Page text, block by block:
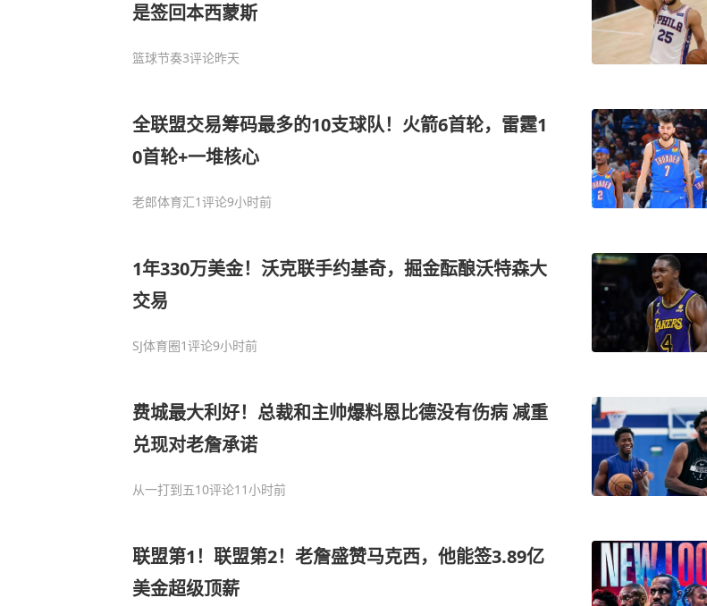
是签回本西蒙斯
篮球节奏3评论昨天
全联盟交易筹码最多的10支球队！火箭6首轮，雷霆1
0首轮+一堆核心
老郎体育汇1评论9小时前
1年330万美金！沃克联手约基奇，掘金酝酿沃特森大
交易
SJ体育圈1评论9小时前
费城最大利好！总裁和主帅爆料恩比德没有伤病 减重
兑现对老詹承诺
从一打到五10评论11小时前
联盟第1！联盟第2！老詹盛赞马克西，他能签3.89亿
美金超级顶薪